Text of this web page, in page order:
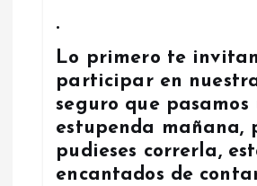
.
Lo primero te
participar en
seguro que pasamos
estupenda mañana,
pudieses correrla,
encantados de